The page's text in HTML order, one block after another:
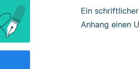
Ein schriftlicher
Anhang einen